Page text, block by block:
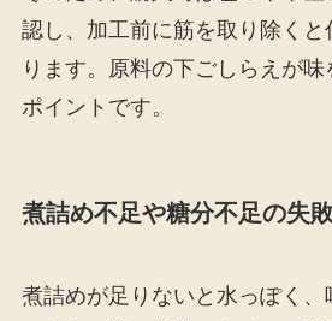
認し、加工前に筋を取り除くと
ります。原料の下ごしらえが
ポイントです。
煮詰め不足や糖分不足の失
煮詰めが足りないと水っぽく、